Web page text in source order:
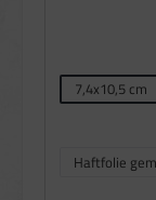
7,4x10,5 cm
Haftfolie